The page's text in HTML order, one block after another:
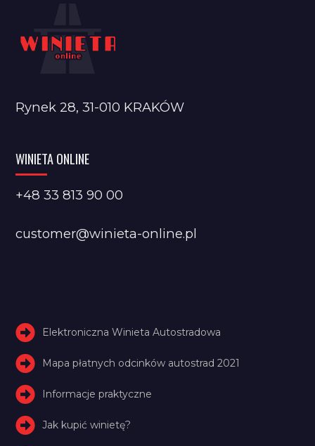
Rynek 28, 31-010 KRAKÓW
WINIETA ONLINE
+48 33 813 90 00
customer@winieta-online.pl
Elektroniczna Winieta Autostradowa
Mapa płatnych odcinków autostrad 2021
Informacje praktyczne
Jak kupić winietę?